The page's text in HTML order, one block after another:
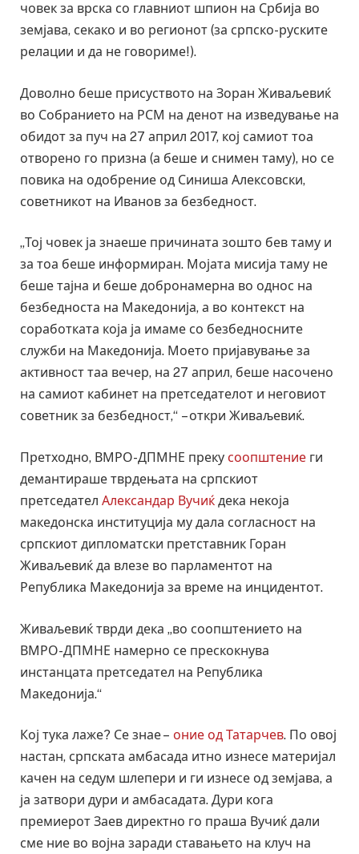
човек за врска со главниот шпион на Србија во
земјава, секако и во регионот (за српско-руските
релации и да не говориме!).
Доволно беше присуството на Зоран Живаљевиќ
во Собранието на РСМ на денот на изведување на
обидот за пуч на 27 април 2017, кој самиот тоа
отворено го призна (а беше и снимен таму), но се
повика на одобрение од Синиша Алексовски,
советникот на Иванов за безбедност.
„Тој човек ја знаеше причината зошто бев таму и
за тоа беше информиран. Мојата мисија таму не
беше тајна и беше добронамерна во однос на
безбедноста на Македонија, а во контекст на
соработката која ја имаме со безбедносните
служби на Македонија. Моето пријавување за
активност таа вечер, на 27 април, беше насочено
на самиот кабинет на претседателот и неговиот
советник за безбедност,“ – откри Живаљевиќ.
Претходно, ВМРО-ДПМНЕ преку соопштение ги
демантираше тврдењата на српскиот
претседател Александар Вучиќ дека некоја
македонска институција му дала согласност на
српскиот дипломатски претставник Горан
Живаљевиќ да влезе во парламентот на
Република Македонија за време на инцидентот.
Живаљевиќ тврди дека „во соопштението на
ВМРО-ДПМНЕ намерно се прескокнува
инстанцата претседател на Република
Македонија.“
Кој тука лаже? Се знае – оние од Татарчев. По овој
настан, српската амбасада итно изнесе материјал
качен на седум шлепери и ги изнесе од земјава, а
ја затвори дури и амбасадата. Дури кога
премиерот Заев директно го праша Вучиќ дали
сме ние во војна заради ставањето на клуч на